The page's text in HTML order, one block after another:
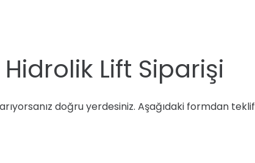
Lift Siparişi
doğru yerdesiniz. Aşağıdaki formdan